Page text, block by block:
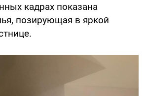
кадрах показана
позирующая в яркой